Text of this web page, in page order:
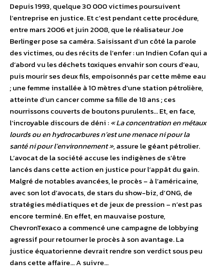
Depuis 1993, quelque 30 000 victimes poursuivent
l’entreprise en justice. Et c’est pendant cette procédure,
entre mars 2006 et juin 2008, que le réalisateur Joe
Berlinger pose sa caméra. Saisissant d’un côté la parole
des victimes, ou des récits de l’enfer : un Indien Cofan qui a
d’abord vu les déchets toxiques envahir son cours d’eau,
puis mourir ses deux fils, empoisonnés par cette même eau
; une femme installée à 10 mètres d’une station pétrolière,
atteinte d’un cancer comme sa fille de 18 ans ; ces
nourrissons couverts de boutons purulents… Et, en face,
l’incroyable discours de déni :« La concentration en métaux
lourds ou en hydrocarbures n’est une menace ni pour la
santé ni pour l’environnement », assure le géant pétrolier.
L’avocat de la société accuse les indigènes de s’être
lancés dans cette action en justice pour l’appât du gain.
Malgré de notables avancées, le procès – à l’américaine,
avec son lot d’avocats, de stars du show-biz, d’ONG, de
stratégies médiatiques et de jeux de pression – n’est pas
encore terminé. En effet, en mauvaise posture,
ChevronTexaco a commencé une campagne de lobbying
agressif pour retourner le procès à son avantage. La
justice équatorienne devrait rendre son verdict sous peu
dans cette affaire… A suivre…